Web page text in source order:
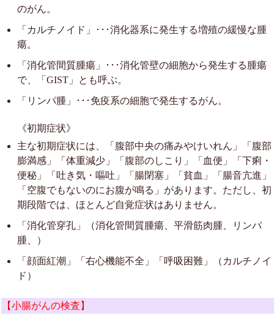
のがん。
「カルチノイド」･･･消化器系に発生する増殖の緩慢な腫
瘍。
「消化管間質腫瘍」･･･消化管壁の細胞から発生する腫瘍
で、「GIST」とも呼ぶ。
「リンパ腫」･･･免疫系の細胞で発生するがん。
《初期症状》
主な初期症状には、「腹部中央の痛みやけいれん」「腹部
膨満感」「体重減少」「腹部のしこり」「血便」「下痢・
便秘」「吐き気・嘔吐」「腸閉塞」「貧血」「腸音亢進」
「空腹でもないのにお腹が鳴る」があります。ただし、初
期段階では、ほとんど自覚症状はありません。
「消化管穿孔」（消化管間質腫瘍、平滑筋肉腫、リンパ
腫、）
「顔面紅潮」「右心機能不全」「呼吸困難」（カルチノイ
ド）
【小腸がんの検査】